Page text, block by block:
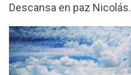
Descansa en paz Nicolás.